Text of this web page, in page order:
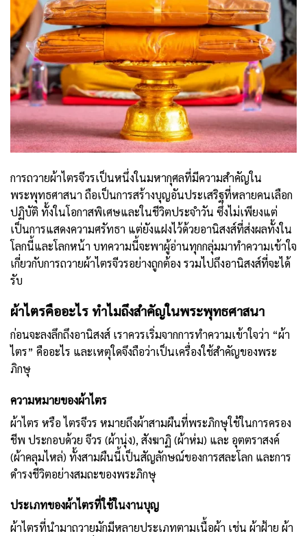
การถวายผ้าไตรจีวรเป็นหนึ่งในมหากุศลที่มีความสำคัญใน
พระพุทธศาสนา ถือเป็นการสร้างบุญอันประเสริฐที่หลายคนเลือก
ปฏิบัติ ทั้งในโอกาสพิเศษและในชีวิตประจำวัน ซึ่งไม่เพียงแต่
เป็นการแสดงความศรัทธา แต่ยังแฝงไว้ด้วยอานิสงส์ที่ส่งผลทั้งใน
โลกนี้และโลกหน้า บทความนี้จะพาผู้อ่านทุกกลุ่มมาทำความเข้าใจ
เกี่ยวกับการถวายผ้าไตรจีวรอย่างถูกต้อง รวมไปถึงอานิสงส์ที่จะได้
รับ
ผ้าไตรคืออะไร ทำไมถึงสำคัญในพระพุทธศาสนา
ก่อนจะลงลึกถึงอานิสงส์ เราควรเริ่มจากการทำความเข้าใจว่า “ผ้า
ไตร” คืออะไร และเหตุใดจึงถือว่าเป็นเครื่องใช้สำคัญของพระ
ภิกษุ
ความหมายของผ้าไตร
ผ้าไตร หรือ ไตรจีวร หมายถึงผ้าสามผืนที่พระภิกษุใช้ในการครอง
ชีพ ประกอบด้วย จีวร (ผ้านุ่ง), สังฆาฏิ (ผ้าห่ม) และ อุตตราสงค์
(ผ้าคลุมไหล่) ทั้งสามผืนนี้เป็นสัญลักษณ์ของการสละโลก และการ
ดำรงชีวิตอย่างสมถะของพระภิกษุ
ประเภทของผ้าไตรที่ใช้ในงานบุญ
ผ้าไตรที่นำมาถวายมักมีหลายประเภทตามเนื้อผ้า เช่น ผ้าฝ้าย ผ้า